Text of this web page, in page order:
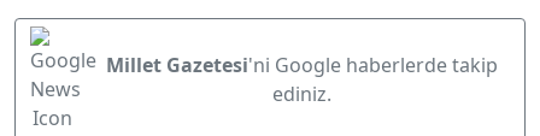
Millet Gazetesi'ni Google haberlerde takip
ediniz.